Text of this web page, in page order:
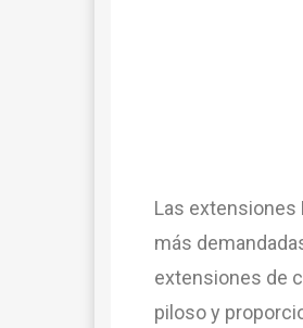
Las
más
extensiones de
piloso y